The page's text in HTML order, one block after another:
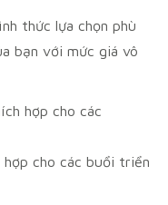
thức lựa chọn phù
bạn với mức giá vô
hợp cho các
cho các buổi triển